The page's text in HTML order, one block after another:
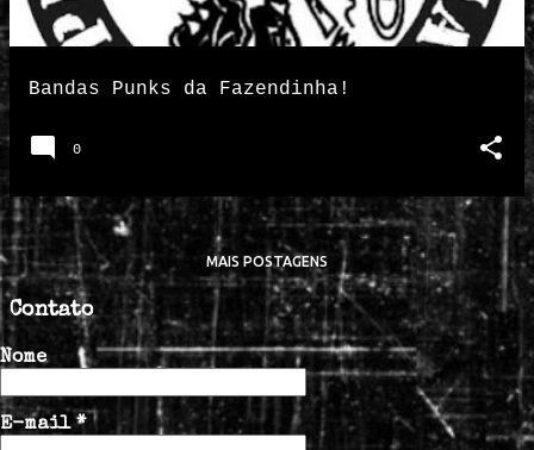
Bandas Punks da Fazendinha!
0
MAIS POSTAGENS
Contato
Nome
E-mail *